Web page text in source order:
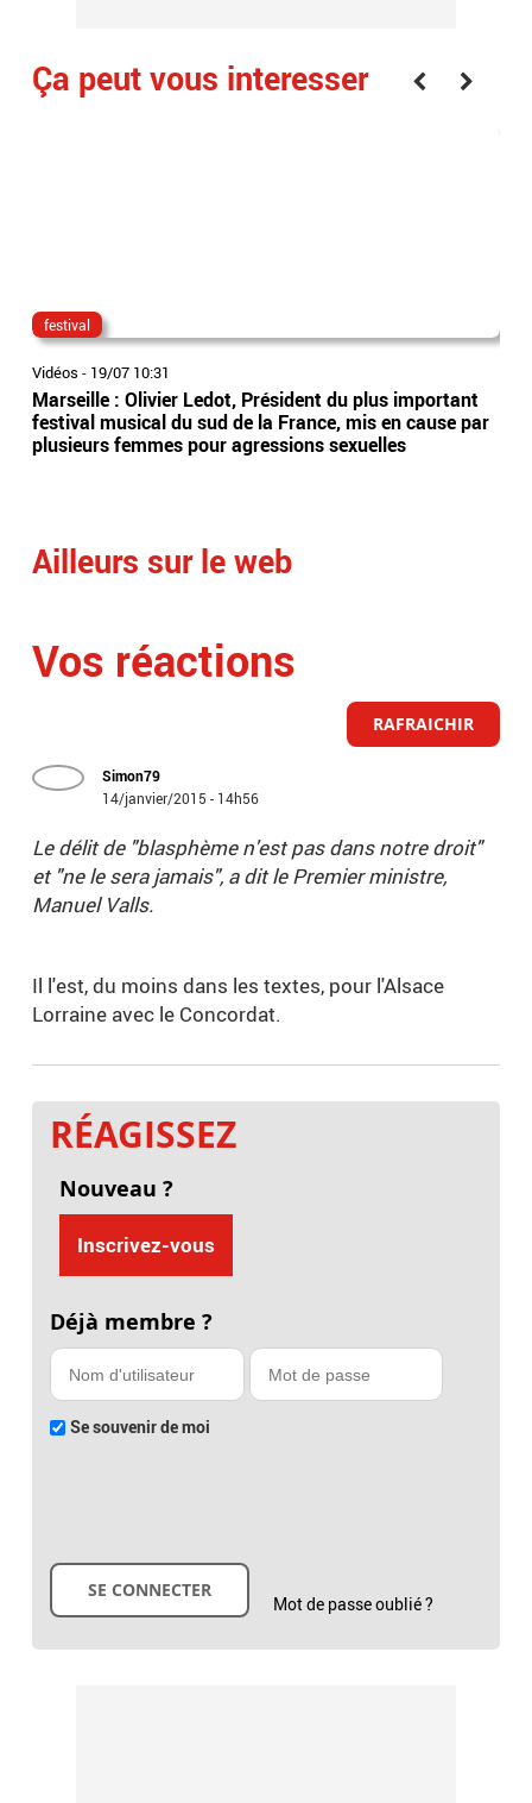
Ça peut vous interesser
festival
Vidéos - 19/07 10:31
Marseille : Olivier Ledot, Président du plus important
festival musical du sud de la France, mis en cause par
plusieurs femmes pour agressions sexuelles
Ailleurs sur le web
Vos réactions
RAFRAICHIR
Simon79
14/janvier/2015 - 14h56
Le délit de "blasphème n'est pas dans notre droit"
et "ne le sera jamais", a dit le Premier ministre,
Manuel Valls.
Il l'est, du moins dans les textes, pour l'Alsace
Lorraine avec le Concordat.
RÉAGISSEZ
Nouveau ?
Inscrivez-vous
Déjà membre ?
Se souvenir de moi
Mot de passe oublié ?